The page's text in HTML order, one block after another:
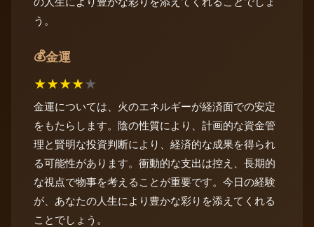
う。
💰金運
★★★★★
金運については、火のエネルギーが経済面での安定
をもたらします。陰の性質により、計画的な資金管
理と賢明な投資判断により、経済的な成果を得られ
る可能性があります。衝動的な支出は控え、長期的
な視点で物事を考えることが重要です。今日の経験
が、あなたの人生により豊かな彩りを添えてくれる
ことでしょう。